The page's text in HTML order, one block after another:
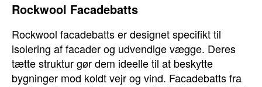
Rockwool Facadebatts
Rockwool facadebatts er designet specifikt til
isolering af facader og udvendige vægge. Deres
tætte struktur gør dem ideelle til at beskytte
bygninger mod koldt vejr og vind. Facadebatts fra